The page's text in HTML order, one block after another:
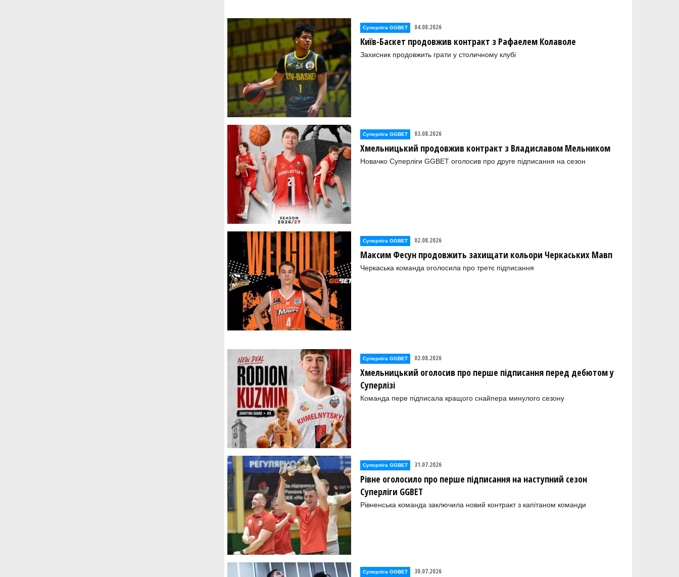
Суперліга GGBET 04.08.2026
Київ-Баскет продовжив контракт з Рафаелем Колаволе
Захисник продовжить грати у столичному клубі
Суперліга GGBET 03.08.2026
Хмельницький продовжив контракт з Владиславом Мельником
Новачко Суперліги GGBET оголосив про друге підписання на сезон
Суперліга GGBET 02.08.2026
Максим Фесун продовжить захищати кольори Черкаських Мавп
Черкаська команда оголосила про третє підписання
Суперліга GGBET 02.08.2026
Хмельницький оголосив про перше підписання перед дебютом у
Суперлізі
Команда пере підписала кращого снайпера минулого сезону
Суперліга GGBET 31.07.2026
Рівне оголосило про перше підписання на наступний сезон
Суперліги GGBET
Рівненська команда заключила новий контракт з капітаном команди
Суперліга GGBET 30.07.2026